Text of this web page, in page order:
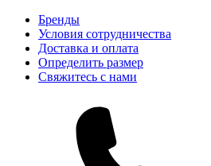
Бренды
Условия сотрудничества
Доставка и оплата
Определить размер
Свяжитесь с нами